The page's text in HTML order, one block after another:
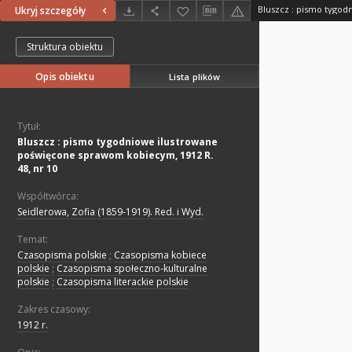
Ukryj szczegóły
Struktura obiektu
Opis obiektu Lista plików
Tytuł:
Bluszcz : pismo tygodniowe ilustrowane
poświęcone sprawom kobiecym, 1912 R.
48, nr 10
Współtwórca:
Seidlerowa, Zofia (1859-1919). Red. i Wyd.
Temat:
Czasopisma polskie ; Czasopisma kobiece
polskie ; Czasopisma społeczno-kulturalne
polskie ; Czasopisma literackie polskie
Zakres czasowy:
1912 r.